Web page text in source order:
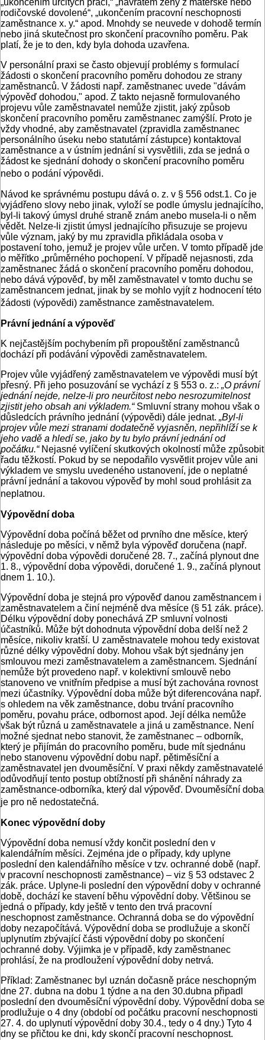
„ukončením určitých prací,“ „návratem ženy z mateřské nebo
rodičovské dovolené“, „ukončením pracovní neschopnosti
zaměstnance x. y.“ apod. Mnohdy se neuvede v dohodě termín
nebo jiná skutečnost pro skončení pracovního poměru. Pak
platí, že je to den, kdy byla dohoda uzavřena.
V personální praxi se často objevují problémy s formulací
žádosti o skončení pracovního poměru dohodou ze strany
zaměstnanců. V žádosti např. zaměstnanec uvede "dávám
výpověď dohodou," apod. Z takto nejasně formulovaného
projevu vůle zaměstnavatel nemůže zjistit, jaký způsob
skončení pracovního poměru zaměstnanec zamýšlí. Proto je
vždy vhodné, aby zaměstnavatel (zpravidla zaměstnanec
personálního úseku nebo statutární zástupce) kontaktoval
zaměstnance a v ústním jednání si vysvětlili, zda se jedná o
žádost ke sjednání dohody o skončení pracovního poměru
nebo o podání výpovědi.
Návod ke správnému postupu dává o. z. v § 556 odst.1. Co je
vyjádřeno slovy nebo jinak, vyloží se podle úmyslu jednajícího,
byl-li takový úmysl druhé straně znám anebo musela-li o něm
vědět. Nelze-li zjistit úmysl jednajícího přisuzuje se projevu
vůle význam, jaký by mu zpravidla přikládala osoba v
postavení toho, jemuž je projev vůle určen. V tomto případě jde
o měřítko „průměrného pochopení. V případě nejasnosti, zda
zaměstnanec žádá o skončení pracovního poměru dohodou,
nebo dává výpověď, by měl zaměstnavatel v tomto duchu se
zaměstnancem jednat, jinak by se mohlo vyjít z hodnocení této
žádosti (výpovědi) zaměstnance zaměstnavatelem.
Právní jednání a výpověď
K nejčastějším pochybením při propouštění zaměstnanců
dochází při podávání výpovědi zaměstnavatelem.
Projev vůle vyjádřený zaměstnavatelem ve výpovědi musí být
přesný. Při jeho posuzování se vychází z § 553 o. z.: „O právní
jednání nejde, nelze-li pro neurčitost nebo nesrozumitelnost
zjistit jeho obsah ani výkladem.“Smluvní strany mohou však o
důsledcích právního jednání (výpovědi) dále jednat. „Byl-li
projev vůle mezi stranami dodatečně vyjasněn, nepřihlíží se k
jeho vadě a hledí se, jako by tu bylo právní jednání od
počátku.“Nejasné vylíčení skutkových okolností může způsobit
řadu těžkostí. Pokud by se nepodařilo vysvětlit projev vůle ani
výkladem ve smyslu uvedeného ustanovení, jde o neplatné
právní jednání a takovou výpověď by mohl soud prohlásit za
neplatnou.
Výpovědní doba
Výpovědní doba počíná běžet od prvního dne měsíce, který
následuje po měsíci, v němž byla výpověď doručena (např.
výpovědní doba výpovědi doručené 28. 7., začíná plynout dne
1. 8., výpovědní doba výpovědi, doručené 1. 9., začíná plynout
dnem 1. 10.).
Výpovědní doba je stejná pro výpověď danou zaměstnancem i
zaměstnavatelem a činí nejméně dva měsíce (§ 51 zák. práce).
Délku výpovědní doby ponechává ZP smluvní volnosti
účastníků. Může být dohodnuta výpovědní doba delší než 2
měsíce, nikoliv kratší. U zaměstnavatele mohou tedy existovat
různé délky výpovědní doby. Mohou však být sjednány jen
smlouvou mezi zaměstnavatelem a zaměstnancem. Sjednání
nemůže být provedeno např. v kolektivní smlouvě nebo
stanoveno ve vnitřním předpise a musí být zachována rovnost
mezi účastníky. Výpovědní doba může být diferencována např.
s ohledem na věk zaměstnance, dobu trvání pracovního
poměru, povahu práce, odbornost apod. Její délka nemůže
však být různá u zaměstnavatele a jiná u zaměstnance. Není
možné sjednat nebo stanovit, že zaměstnanec – odborník,
který je přijímán do pracovního poměru, bude mít sjednánu
nebo stanovenu výpovědní dobu např. pětiměsíční a
zaměstnavatel jen dvouměsíční. V praxi někdy zaměstnavatelé
odůvodňují tento postup obtížností při shánění náhrady za
zaměstnance-odborníka, který dal výpověď. Dvouměsíční doba
je pro ně nedostatečná.
Konec výpovědní doby
Výpovědní doba nemusí vždy končit poslední den v
kalendářním měsíci. Zejména jde o případy, kdy uplyne
poslední den kalendářního měsíce v tzv. ochranné době (např.
v pracovní neschopnosti zaměstnance) – viz § 53 odstavec 2
zák. práce. Uplyne-li poslední den výpovědní doby v ochranné
době, dochází ke stavení běhu výpovědní doby. Většinou se
jedná o případy, kdy ještě v tento den trvá pracovní
neschopnost zaměstnance. Ochranná doba se do výpovědní
doby nezapočítává. Výpovědní doba se prodlužuje a skončí
uplynutím zbývající části výpovědní doby po skončení
ochranné doby. Výjimka je v případě, kdy zaměstnanec
prohlásí, že na prodloužení výpovědní doby netrvá.
Příklad: Zaměstnanec byl uznán dočasně práce neschopným
dne 27. dubna na dobu 1 týdne a na den 30.dubna připadl
poslední den dvouměsíční výpovědní doby. Výpovědní doba se
prodlužuje o 4 dny (období od počátku pracovní neschopnosti
27. 4. do uplynutí výpovědní doby 30.4., tedy o 4 dny.) Tyto 4
dny se přičtou ke dni, kdy skončí pracovní neschopnost.